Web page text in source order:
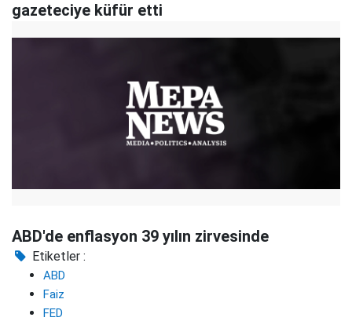
gazeteciye küfür etti
ABD'de enflasyon 39 yılın zirvesinde
Etiketler :
ABD
Faiz
FED